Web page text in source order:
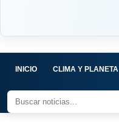
INICIO CLIMA Y PLANETA